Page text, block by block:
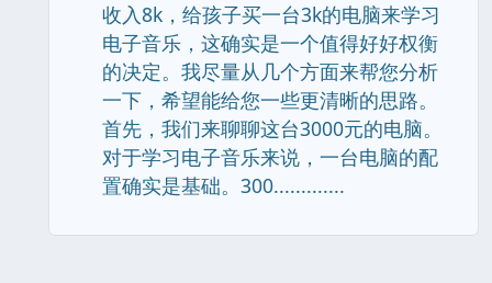
收入8k，给孩子买一台3k的电脑来学习
电子音乐，这确实是一个值得好好权衡
的决定。我尽量从几个方面来帮您分析
一下，希望能给您一些更清晰的思路。
首先，我们来聊聊这台3000元的电脑。
对于学习电子音乐来说，一台电脑的配
置确实是基础。300.............